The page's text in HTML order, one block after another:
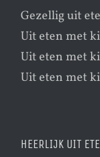
Gezellig uit
Uit eten met
Uit eten met
Uit eten met
HEERLIJK UIT